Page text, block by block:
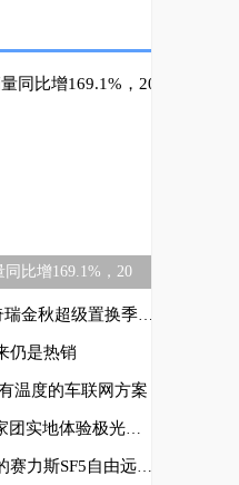
比增169.1%，20
级置换季燃启双节狂欢
仍是热销
温度的车联网方案
混，银河M9动力表现获高度评价
自由远征版就是这么神